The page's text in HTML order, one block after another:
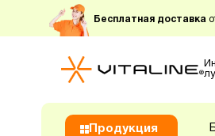
Бесплатная доставка
Продукция